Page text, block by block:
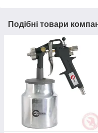
Подібні товари